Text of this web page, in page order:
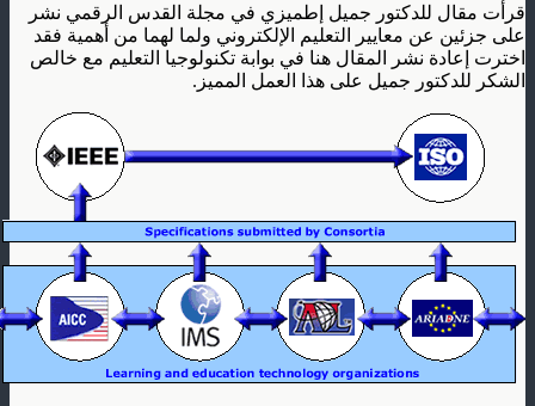
قرأت مقال للدكتور جميل إطميزي في مجلة القدس الرقمي نشر
على جزئين عن معايير التعليم الإلكتروني ولما لهما من أهمية فقد
اخترت إعادة نشر المقال هنا في بوابة تكنولوجيا التعليم مع خالص
الشكر للدكتور جميل على هذا العمل المميز.